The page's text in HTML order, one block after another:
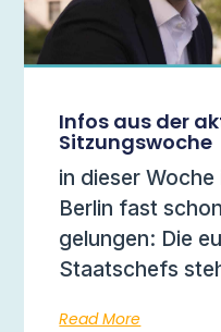
Infos aus der
Sitzungswoche
in dieser
Berlin fast
gelungen: Die
Staatschefs
Read More